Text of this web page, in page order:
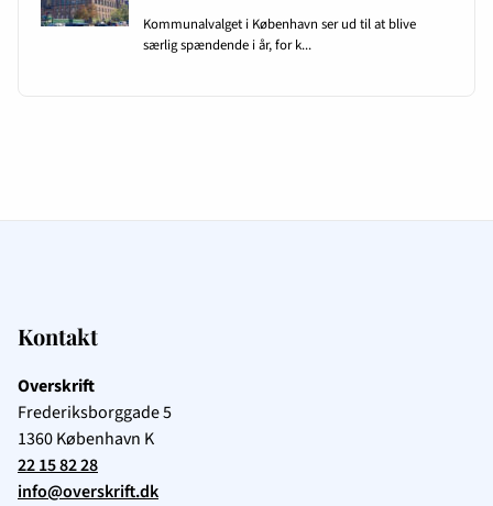
Kontakt
Overskrift
Frederiksborggade 5
1360København K
22 15 82 28
info@overskrift.dk